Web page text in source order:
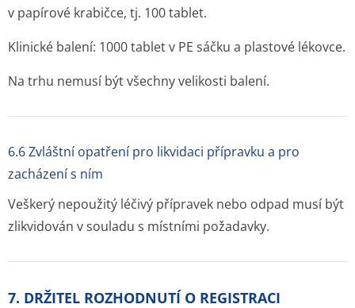
v papírové krabičce, tj. 100 tablet.
Klinické balení: 1000 tablet v PE sáčku a plastové lékovce.
Na trhu nemusí být všechny velikosti balení.
6.6 Zvláštní opatření pro likvidaci přípravku a pro
zacházení s ním
Veškerý nepoužitý léčivý přípravek nebo odpad musí být
zlikvidován v souladu s místními požadavky.
7. DRŽITEL ROZHODNUTÍ O REGISTRACI